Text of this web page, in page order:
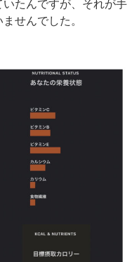
たんですが、それが手
せんでした。